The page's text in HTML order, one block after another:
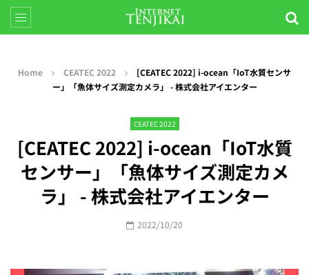
Home CEATEC 2022
[CEATEC 2022] i-ocean「IoT水質センサ
ー」「魚体サイズ測定カメラ」 - 株式会社アイエンター
CEATEC 2022
[CEATEC 2022] i-ocean「IoT水質
センサー」「魚体サイズ測定カメ
ラ」 - 株式会社アイエンター
2022/10/20